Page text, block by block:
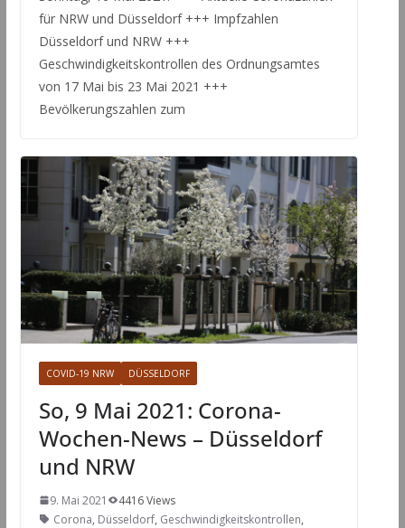
für NRW und Düsseldorf +++ Impfzahlen
Düsseldorf und NRW +++
Geschwindigkeitskontrollen des Ordnungsamtes
von 17 Mai bis 23 Mai 2021 +++
Bevölkerungszahlen zum
COVID-19 NRW DÜSSELDORF
So, 9 Mai 2021: Corona-
Wochen-News – Düsseldorf
und NRW
9. Mai 2021
4416 Views
Corona, Düsseldorf, Geschwindigkeitskontrollen,